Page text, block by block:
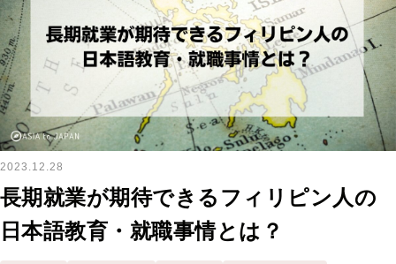
2023.12.28
長期就業が期待できるフィリピン人の
日本語教育・就職事情とは？